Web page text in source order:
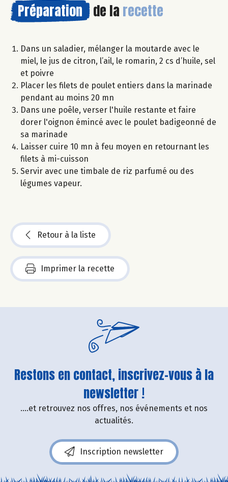
Préparation de la recette
Dans un saladier, mélanger la moutarde avec le
miel, le jus de citron, l’ail, le romarin, 2 cs d’huile, sel
et poivre
Placer les filets de poulet entiers dans la marinade
pendant au moins 20 mn
Dans une poêle, verser l'huile restante et faire
dorer l'oignon émincé avec le poulet badigeonné de
sa marinade
Laisser cuire 10 mn à feu moyen en retournant les
filets à mi-cuisson
Servir avec une timbale de riz parfumé ou des
légumes vapeur.
Retour à la liste
Imprimer la recette
Restons en contact, inscrivez-vous à la
newsletter !
....et retrouvez nos offres, nos événements et nos
actualités.
Inscription newsletter